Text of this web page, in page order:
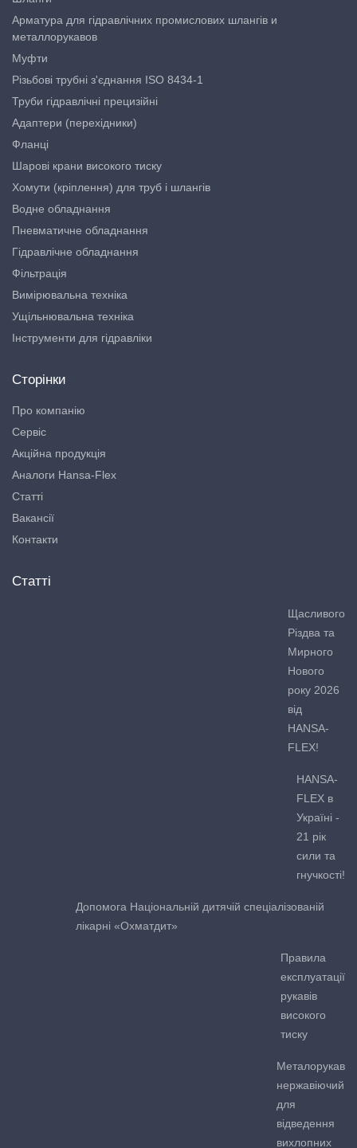
Арматура для гідравлічних промислових шлангів и
металлорукавов
Муфти
Різьбові трубні з'єднання ISO 8434-1
Труби гідравлічні прецизійні
Адаптери (перехідники)
Фланці
Шарові крани високого тиску
Хомути (кріплення) для труб і шлангів
Водне обладнання
Пневматичне обладнання
Гідравлічне обладнання
Фільтрація
Вимірювальна техніка
Ущільнювальна техніка
Інструменти для гідравліки
Сторінки
Про компанію
Сервіс
Акційна продукція
Аналоги Hansa-Flex
Статті
Вакансії
Контакти
Статті
Щасливого
Різдва та
Мирного
Нового
року 2026
від
HANSA-
FLEX!
HANSA-
FLEX в
Україні -
21 рік
сили та
гнучкості!
Допомога Національній дитячій спеціалізованій
лікарні «Охматдит»
Правила
експлуатації
рукавів
високого
тиску
Металорукав
нержавіючий
для
відведення
вихлопних